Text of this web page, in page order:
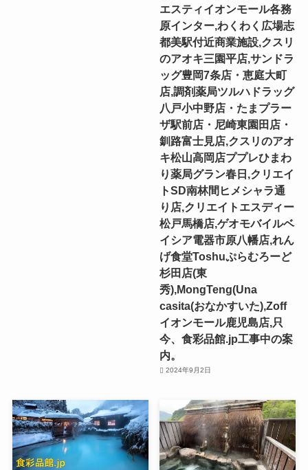
エスティイオンモール各務
原インター,わくわく広場志
都美駅付近商業施設,クスリ
のアオキ三園平店,サンドラ
ッグ豊岡7条店・恵庭大町
店,調剤薬局ツルハドラッグ
八戸小中野店・たまプラー
ザ駅前店・尼崎東園田店・
釧路富士見店,クスリのアオ
キ松山高岡店ププレひまわ
り薬局グラン春日,クリエイ
トSD南林間ヒメシャラ通
り店,クリエイトエスディー
松戸馬橋店,ゲオモバイルベ
イシア電器市原八幡店,れん
げ食堂Toshuぷらむろーど
杉田店(東
秀),MongTeng(Una
casita(おなかすいた),Zoff
イオンモール鹿児島店,只
今、食彩品館.jp工事中の案
内。
2024年9月2日